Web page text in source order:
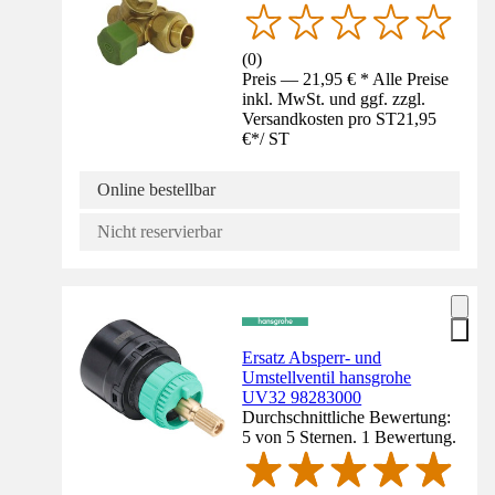
(0)
Preis — 21,95 € * Alle Preise
inkl. MwSt. und ggf. zzgl.
Versandkosten pro ST21,95
€*/ ST
Online bestellbar
Nicht reservierbar
Ersatz Absperr- und
Umstellventil hansgrohe
UV32 98283000
Durchschnittliche Bewertung:
5 von 5 Sternen. 1 Bewertung.